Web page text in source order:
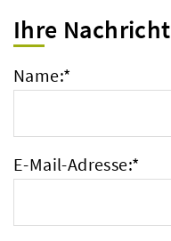
Ihre Nachricht
Name:*
E-Mail-Adresse:*